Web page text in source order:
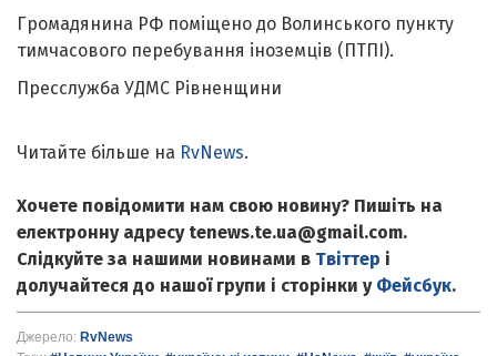
Громадянина РФ поміщено до Волинського пункту
тимчасового перебування іноземців (ПТПІ).
Пресслужба УДМС Рівненщини
Читайте більше на RvNews.
Хочете повідомити нам свою новину? Пишіть на
електронну адресу tenews.te.ua@gmail.com.
Слідкуйте за нашими новинами в Твіттер і
долучайтеся до нашої групи і сторінки у Фейсбук.
Джерело: RvNews